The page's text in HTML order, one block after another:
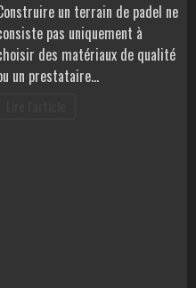
un terrain de padel ne
pas uniquement à
des matériaux de qualité
un prestataire…